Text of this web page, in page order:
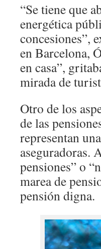
“Se tiene que
energética
concesiones”,
en Barcelona,
en casa”,
mirada de
Otro de los
de las
representan
aseguradoras.
pensiones” o
marea de
pensión digna.